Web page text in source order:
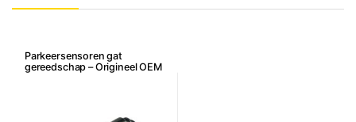
Parkeersensoren gat
gereedschap – Origineel OEM